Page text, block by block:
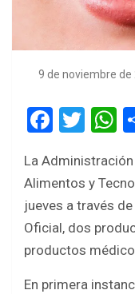
9 de noviembre de
F
ce
b
o
o
k
T
tt
er s
A
p
La
Alimentos y
jueves a través
Oficial, dos
productos
En primera